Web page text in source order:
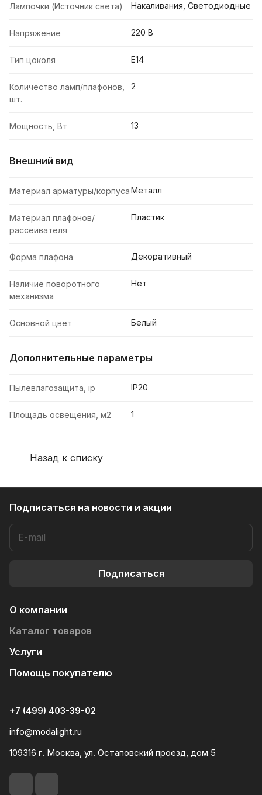
Лампочки (Источник света) Накаливания, Светодиодные
Напряжение 220 В
Тип цоколя E14
Количество ламп/плафонов,
шт.
2
Мощность, Вт 13
Внешний вид
Материал арматуры/корпусаМеталл
Материал плафонов/
рассеивателя
Пластик
Форма плафона Декоративный
Наличие поворотного
механизма
Нет
Основной цвет Белый
Дополнительные параметры
Пылевлагозащита, ip IP20
Площадь освещения, м2 1
Назад к списку
Подписаться на новости и акции
Подписаться
О компании
Каталог товаров
Услуги
Помощь покупателю
+7 (499) 403-39-02
info@modalight.ru
109316 г. Москва, ул. Остаповский проезд, дом 5